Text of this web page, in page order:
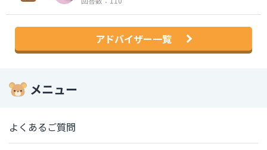
アドバイザー一覧
メニュー
よくあるご質問